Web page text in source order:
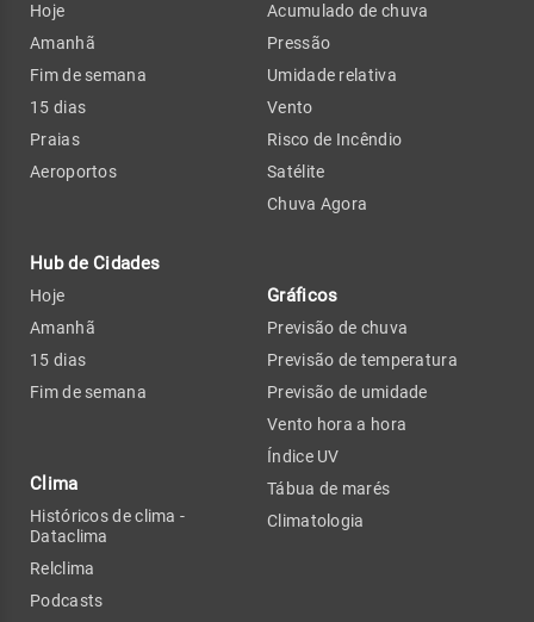
Hoje
Amanhã
Fim de semana
15 dias
Praias
Aeroportos
Hub de Cidades
Hoje
Amanhã
15 dias
Fim de semana
Clima
Históricos de clima -
Dataclima
Relclima
Podcasts
Acumulado de chuva
Pressão
Umidade relativa
Vento
Risco de Incêndio
Satélite
Chuva Agora
Gráficos
Previsão de chuva
Previsão de temperatura
Previsão de umidade
Vento hora a hora
Índice UV
Tábua de marés
Climatologia